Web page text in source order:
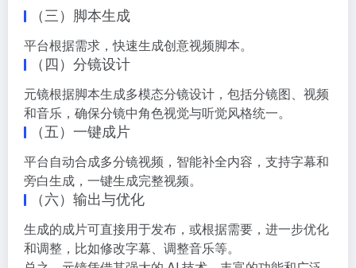
（三）脚本生成
平台根据需求，快速生成创意视频脚本。
（四）分镜设计
元镜根据脚本生成多模态分镜设计，包括分镜图、视频
和音乐，确保分镜中角色视觉与听觉风格统一。
（五）一键成片
平台自动合成多分镜视频，智能补全内容，支持字幕和
旁白生成，一键生成完整视频。
（六）输出与优化
生成的成片可直接用于发布，或根据需要，进一步优化
和调整，比如修改字幕、调整音乐等。